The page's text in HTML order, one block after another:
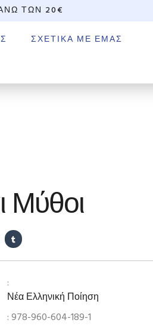
ΤΩΝ 20€
ΣΧΕΤΙΚΆ ΜΕ ΕΜΆΣ
Μύθοι
:
Νέα Ελληνική Ποίηση
: 978-960-604-189-1